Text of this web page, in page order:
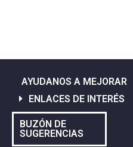
AYUDANOS A MEJORAR
ENLACES DE INTERÉS
BUZÓN DE
SUGERENCIAS